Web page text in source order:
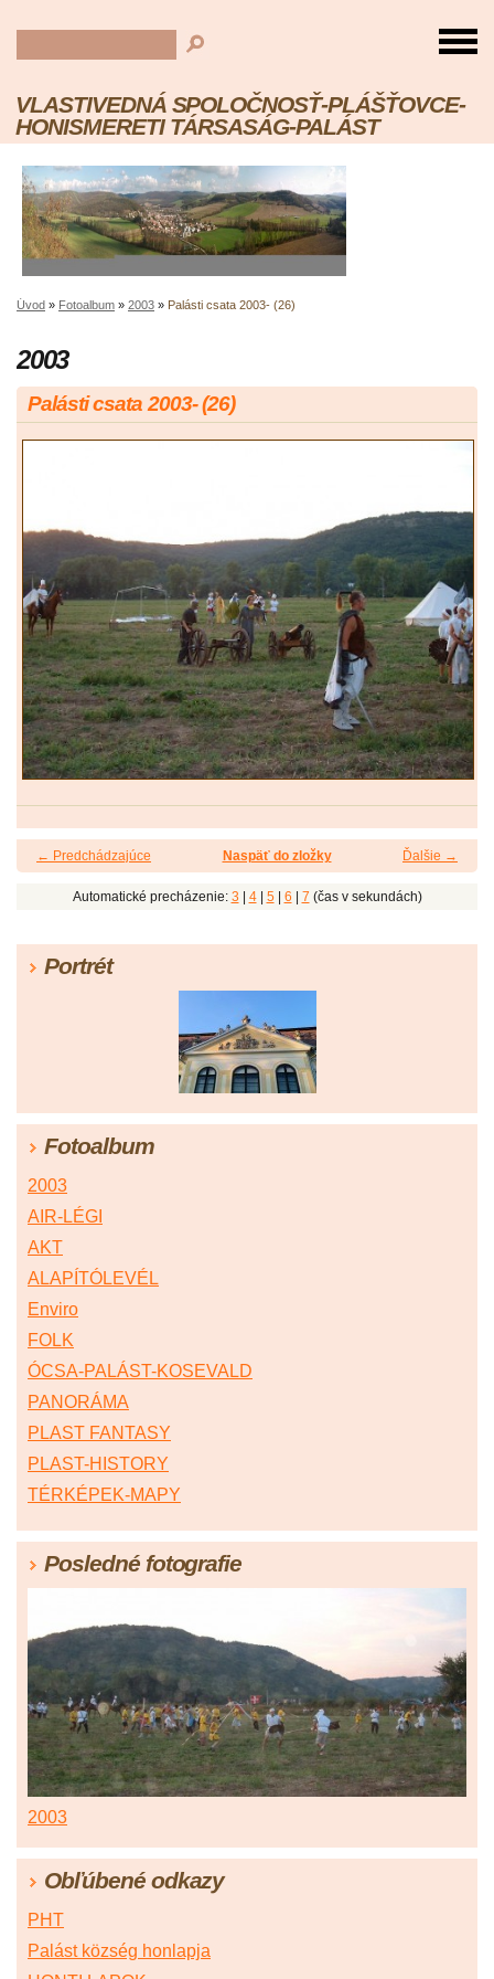
VLASTIVEDNÁ SPOLOČNOSŤ-PLÁŠŤOVCE-
HONISMERETI TÁRSASÁG-PALÁST
Úvod » Fotoalbum » 2003 » Palásti csata 2003- (26)
2003
Palásti csata 2003- (26)
← Predchádzajúce Ďalšie →
Naspäť do zložky
Automatické precházenie: 3 4| 5| 6 7 (čas v sekundách)
Portrét
Fotoalbum
2003
AIR-LÉGI
AKT
ALAPÍTÓLEVÉL
Enviro
FOLK
ÓCSA-PALÁST-KOSEVALD
PANORÁMA
PLAST FANTASY
PLAST-HISTORY
TÉRKÉPEK-MAPY
Posledné fotografie
2003
Obľúbené odkazy
PHT
Palást község honlapja